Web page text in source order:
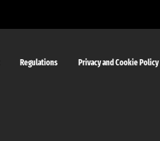
Regulations Privacy and Cookie Policy